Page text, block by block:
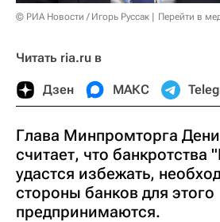
© РИА Новости / Игорь Руссак Перейти в
Читать ria.ru в
Дзен МАКС
Глава Минпромторга
считает, что банкротства
удастся избежать,
стороны банков для этого
предпринимаются.